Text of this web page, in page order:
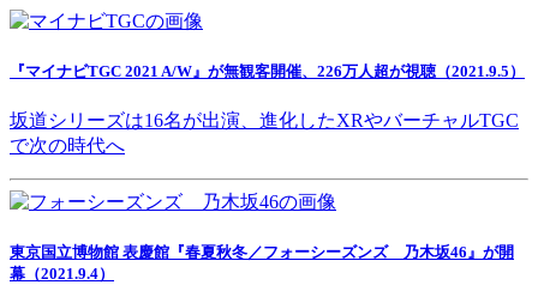
『マイナビTGC 2021 A/W』が無観客開催、226万人超が視聴（2021.9.5）
坂道シリーズは16名が出演、進化したXRやバーチャルTGC
で次の時代へ
東京国立博物館 表慶館『春夏秋冬／フォーシーズンズ 乃木坂46』が開
幕（2021.9.4）